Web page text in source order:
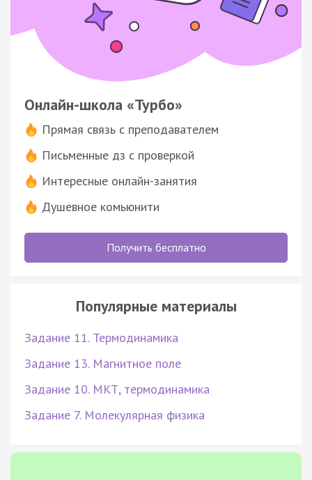
Онлайн-школа «Турбо»
Прямая связь с преподавателем
Письменные дз с проверкой
Интересные онлайн-занятия
Душевное комьюнити
Получить бесплатно
Популярные материалы
Задание 11. Термодинамика
Задание 13. Магнитное поле
Задание 10. МКТ, термодинамика
Задание 7. Молекулярная физика